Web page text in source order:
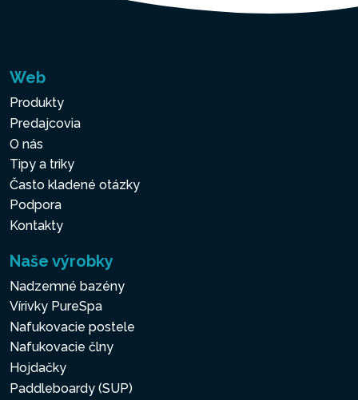
Web
Produkty
Predajcovia
O nás
Tipy a triky
Často kladené otázky
Podpora
Kontakty
Naše výrobky
Nadzemné bazény
Vírivky PureSpa
Nafukovacie postele
Nafukovacie člny
Hojdačky
Paddleboardy (SUP)